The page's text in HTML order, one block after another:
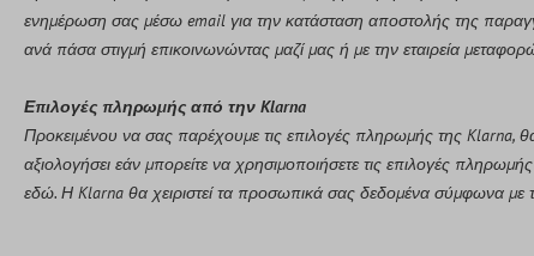
ενημέρωση σας μέσω email για την κατάσταση αποστολής της
ανά πάσα στιγμή επικοινωνώντας μαζί μας ή με την εταιρεία
Επιλογές πληρωμής από την Klarna
Προκειμένου να σας παρέχουμε τις επιλογές πληρωμής της Klarna,
αξιολογήσει εάν μπορείτε να χρησιμοποιήσετε τις επιλογές
εδώ. Η Klarna θα χειριστεί τα προσωπικά σας δεδομένα σύμφωνα